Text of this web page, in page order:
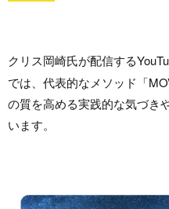
クリス岡崎氏が配信する
では、代表的なメソッド「
の質を高める実践的な気づき
います。